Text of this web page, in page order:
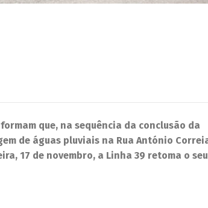
que, na sequência da conclusão da
de águas pluviais na Rua António
17 de novembro, a Linha 39 retoma o seu